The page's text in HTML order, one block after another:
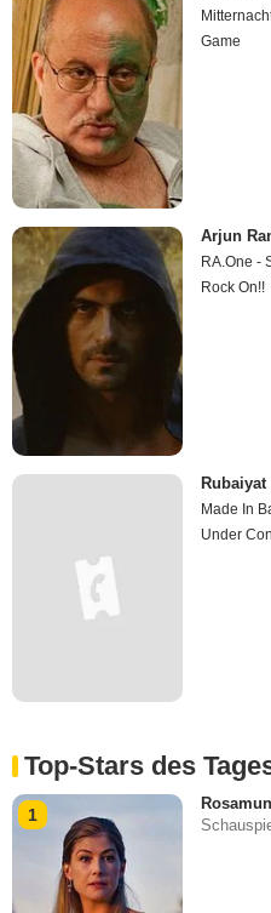
Game
Arjun
RA.One -
Rock On!!
Rubaiyat
Made In
Under
Top-Stars des
1